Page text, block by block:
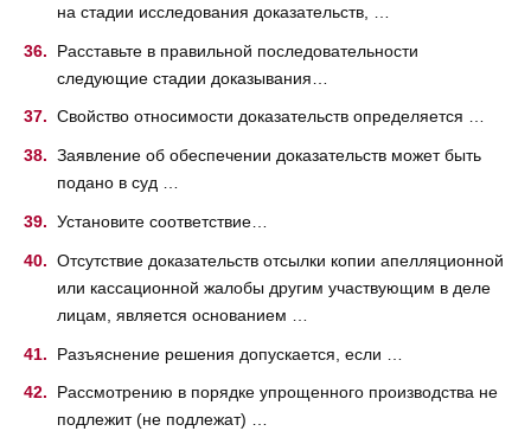
на стадии исследования доказательств, …
Расставьте в правильной последовательности
следующие стадии доказывания…
Свойство относимости доказательств определяется …
Заявление об обеспечении доказательств может быть
подано в суд …
Установите соответствие…
Отсутствие доказательств отсылки копии апелляционной
или кассационной жалобы другим участвующим в деле
лицам, является основанием …
Разъяснение решения допускается, если …
Рассмотрению в порядке упрощенного производства не
подлежит (не подлежат) …